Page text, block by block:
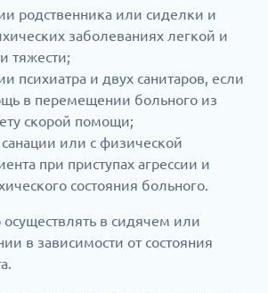
родственника или сиделки и
заболеваниях легкой и
тяжести;
психиатра и двух санитаров, если
в перемещении больного из
скорой помощи;
или с физической
при приступах агрессии и
состояния больного.
в сидячем или
в зависимости от состояния